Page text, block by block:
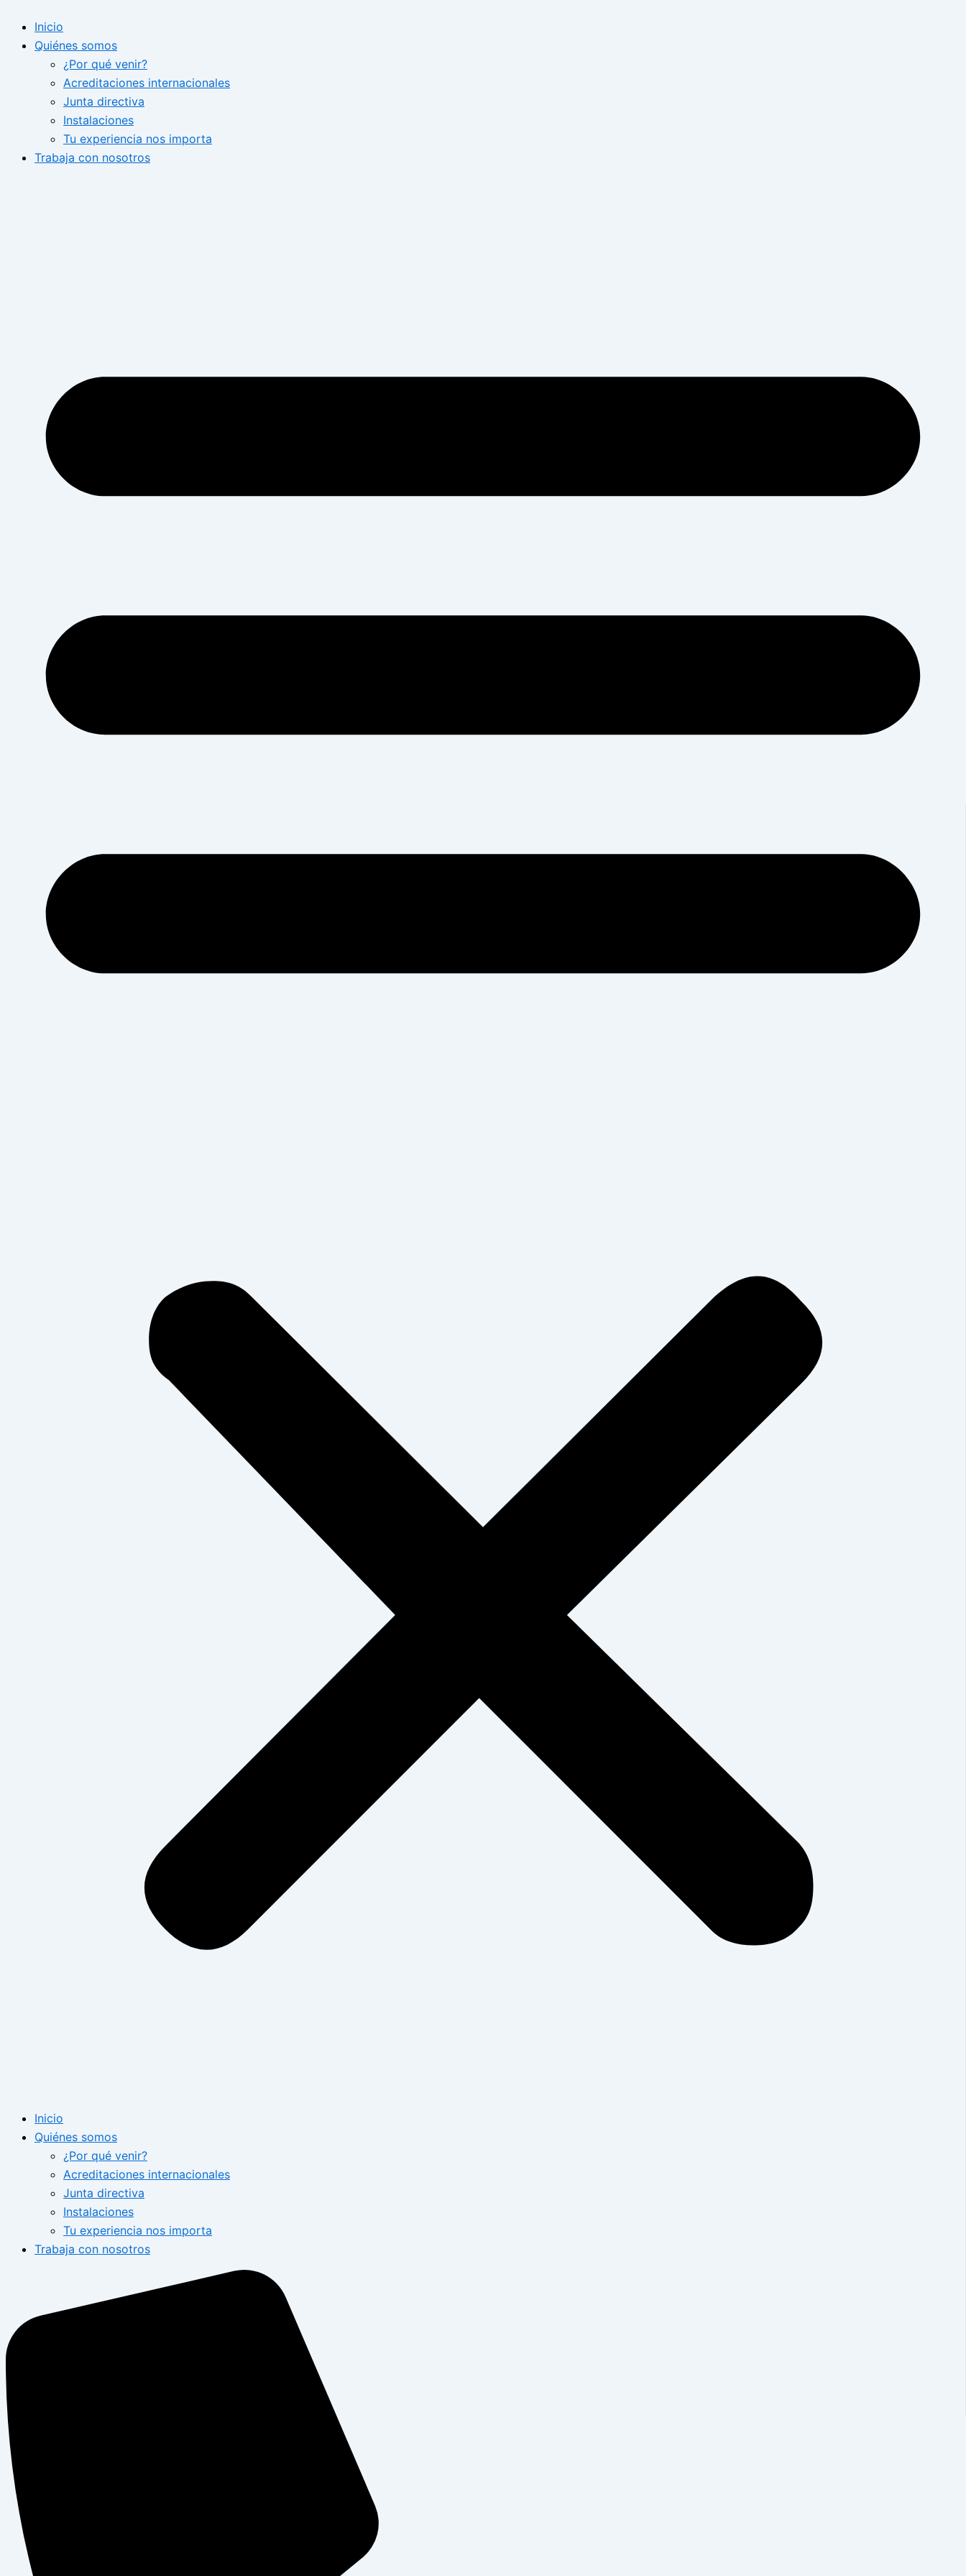
contenido
Inicio
Quiénes somos
¿Por qué venir?
Acreditaciones internacionales
Junta directiva
Instalaciones
Tu experiencia nos importa
Trabaja con nosotros
Inicio
Quiénes somos
¿Por qué venir?
Acreditaciones internacionales
Junta directiva
Instalaciones
Tu experiencia nos importa
Trabaja con nosotros